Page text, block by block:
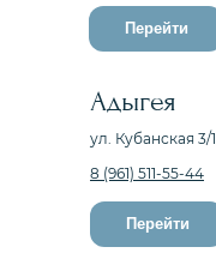
Перейти
Адыгея
ул. Кубанская 3/1
8 (961) 511-55-44
Перейти